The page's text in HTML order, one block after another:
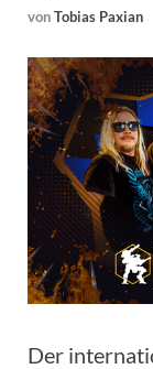
vonTobias Paxian
Der